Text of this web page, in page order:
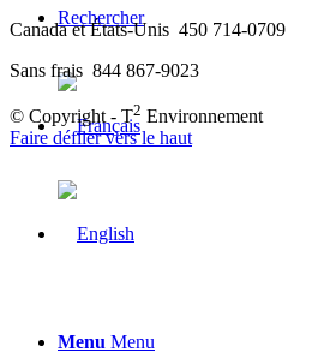
Rechercher
Menu Menu
Canada et États-Unis 450 714-0709
Sans frais 844 867-9023
© Copyright - T2 Environnement
Faire défiler vers le haut